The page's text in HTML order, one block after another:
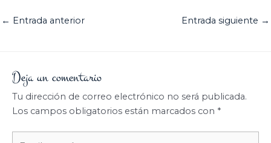
← Entrada anterior Entrada siguiente →
Deja un comentario
Tu dirección de correo electrónico no será publicada.
Los campos obligatorios están marcados con *